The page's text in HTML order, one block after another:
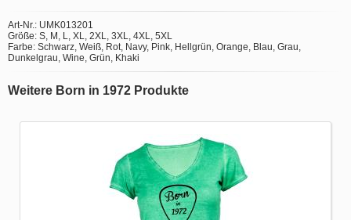
Art-Nr.: UMK013201
Größe: S, M, L, XL, 2XL, 3XL, 4XL, 5XL
Farbe: Schwarz, Weiß, Rot, Navy, Pink, Hellgrün, Orange, Blau, Grau,
Dunkelgrau, Wine, Grün, Khaki
Weitere Born in 1972 Produkte